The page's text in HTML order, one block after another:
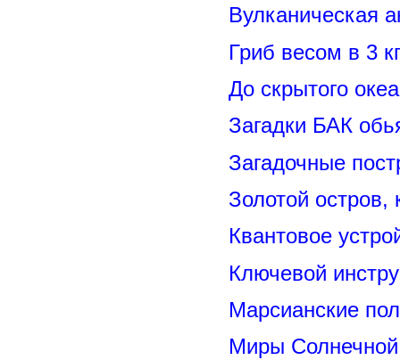
Вулканическая
Гриб весом в 3
До скрытого
Загадки БАК
Загадочные
Золотой остров,
Квантовое
Ключевой
Марсианские
Миры